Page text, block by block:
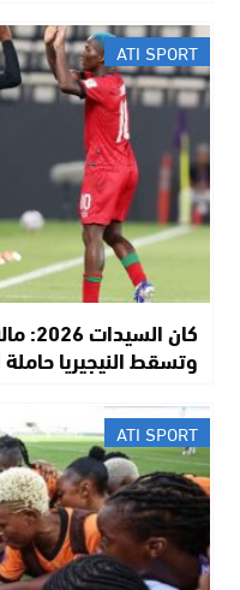
ATI SPORT
كان
وتسقط النيجيريا
ATI SPORT